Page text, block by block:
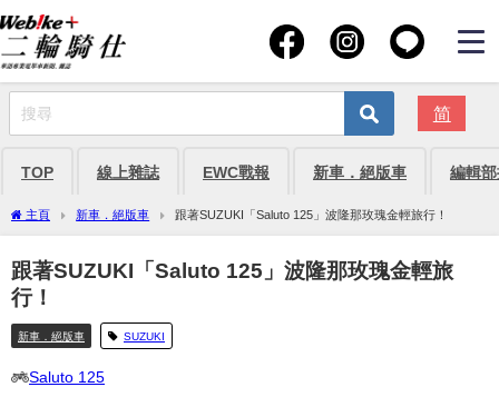
简
TOP 線上雜誌 EWC戰報 新車．絕版車 編輯
主頁 新車．絕版車 跟著SUZUKI「Saluto 125」波隆那玫瑰金輕旅行！
跟著SUZUKI「Saluto 125」波隆那玫瑰金輕旅
行！
新車．絕版車 SUZUKI
Saluto 125